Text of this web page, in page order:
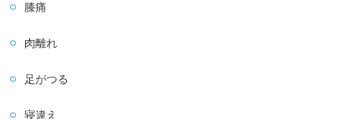
膝痛
肉離れ
足がつる
寝違え